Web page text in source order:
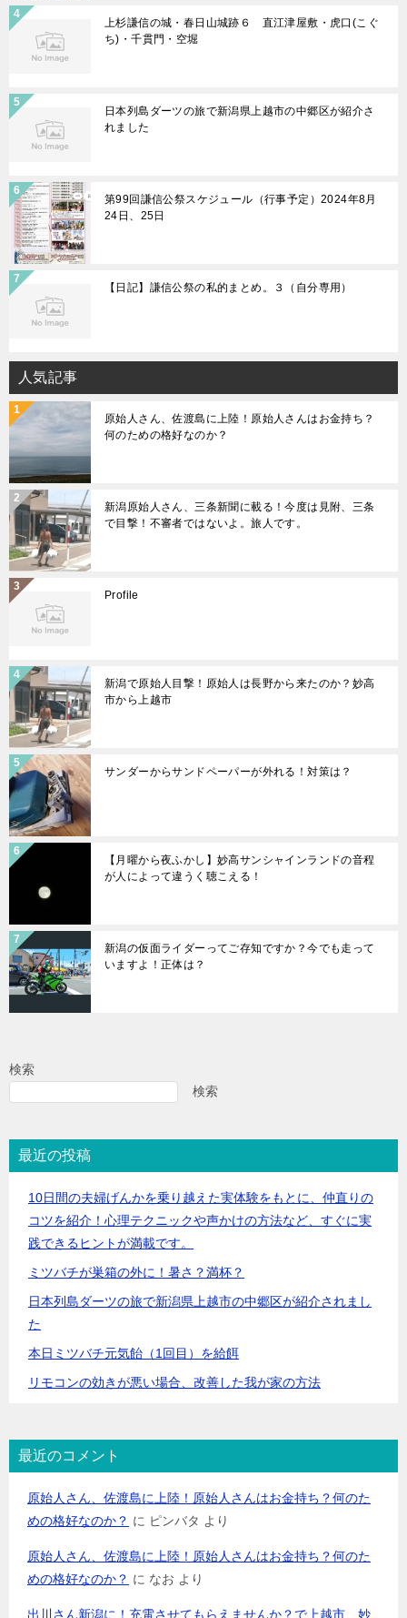
上杉謙信の城・春日山城跡６ 直江津屋敷・虎口(こぐ
ち)・千貫門・空堀
日本列島ダーツの旅で新潟県上越市の中郷区が紹介さ
れました
第99回謙信公祭スケジュール（行事予定）2024年8月
24日、25日
【日記】謙信公祭の私的まとめ。３（自分専用）
人気記事
原始人さん、佐渡島に上陸！原始人さんはお金持ち？
何のための格好なのか？
新潟原始人さん、三条新聞に載る！今度は見附、三条
で目撃！不審者ではないよ。旅人です。
Profile
新潟で原始人目撃！原始人は長野から来たのか？妙高
市から上越市
サンダーからサンドペーパーが外れる！対策は？
【月曜から夜ふかし】妙高サンシャインランドの音程
が人によって違うく聴こえる！
新潟の仮面ライダーってご存知ですか？今でも走って
いますよ！正体は？
検索
検索
最近の投稿
10日間の夫婦げんかを乗り越えた実体験をもとに、仲直りの
コツを紹介！心理テクニックや声かけの方法など、すぐに実
践できるヒントが満載です。
ミツバチが巣箱の外に！暑さ？満杯？
日本列島ダーツの旅で新潟県上越市の中郷区が紹介されまし
た
本日ミツバチ元気飴（1回目）を給餌
リモコンの効きが悪い場合、改善した我が家の方法
最近のコメント
原始人さん、佐渡島に上陸！原始人さんはお金持ち？何のた
めの格好なのか？ に ピンバタ より
原始人さん、佐渡島に上陸！原始人さんはお金持ち？何のた
めの格好なのか？ に なお より
出川さん新潟に！充電させてもらえませんか？で上越市、妙